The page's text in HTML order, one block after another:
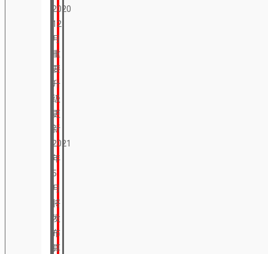
2020
12
月
重
要
升
级
更
新
2021
年
5
月
将
发
布
算